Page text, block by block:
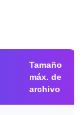
Tamaño
máx. de
archivo